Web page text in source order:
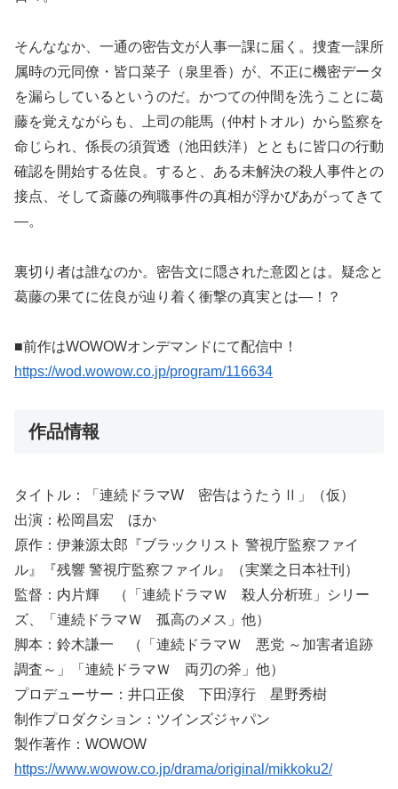
そんななか、一通の密告文が人事一課に届く。捜査一課所
属時の元同僚・皆口菜子（泉里香）が、不正に機密データ
を漏らしているというのだ。かつての仲間を洗うことに葛
藤を覚えながらも、上司の能馬（仲村トオル）から監察を
命じられ、係長の須賀透（池田鉄洋）とともに皆口の行動
確認を開始する佐良。すると、ある未解決の殺人事件との
接点、そして斎藤の殉職事件の真相が浮かびあがってきて
―。
裏切り者は誰なのか。密告文に隠された意図とは。疑念と
葛藤の果てに佐良が辿り着く衝撃の真実とは―！？
■前作はWOWOWオンデマンドにて配信中！
https://wod.wowow.co.jp/program/116634
作品情報
タイトル：「連続ドラマW 密告はうたうⅡ」（仮）
出演：松岡昌宏 ほか
原作：伊兼源太郎『ブラックリスト 警視庁監察ファイ
ル』『残響 警視庁監察ファイル』（実業之日本社刊）
監督：内片輝 （「連続ドラマＷ 殺人分析班」シリー
ズ、「連続ドラマＷ 孤高のメス」他）
脚本：鈴木謙一 （「連続ドラマＷ 悪党 ～加害者追跡
調査～」「連続ドラマＷ 両刃の斧」他）
プロデューサー：井口正俊 下田淳行 星野秀樹
制作プロダクション：ツインズジャパン
製作著作：WOWOW
https://www.wowow.co.jp/drama/original/mikkoku2/